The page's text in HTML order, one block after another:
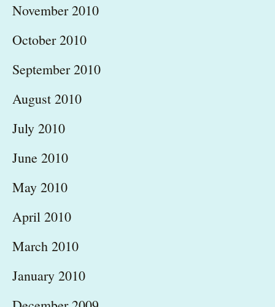
November 2010
October 2010
September 2010
August 2010
July 2010
June 2010
May 2010
April 2010
March 2010
January 2010